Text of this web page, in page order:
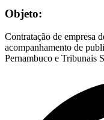
Objeto:
Contratação de empresa
acompanhamento de
Pernambuco e Tribunais